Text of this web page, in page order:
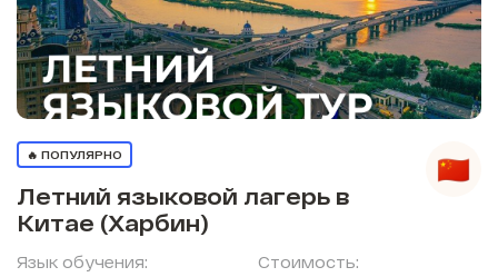
🔥 ПОПУЛЯРНО
Летний языковой лагерь в
Китае (Харбин)
Язык обучения:
Стоимость: